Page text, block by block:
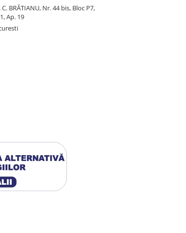
BRĂTIANU, Nr. 44 bis, Bloc P7,
Ap. 19